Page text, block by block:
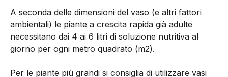
A seconda delle dimensioni del vaso (e altri fattori
ambientali) le piante a crescita rapida già adulte
necessitano dai 4 ai 6 litri di soluzione nutritiva al
giorno per ogni metro quadrato (m2).
Per le piante più grandi si consiglia di utilizzare vasi